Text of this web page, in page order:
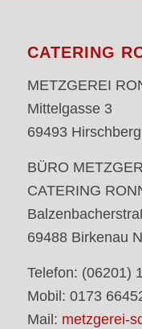
CATERING
METZGEREI
Mittelgasse 3
69493
BÜRO
CATERING
69488 Birkenau
Telefon: (06201)
Mobil: 0173
Mail: metzgerei-